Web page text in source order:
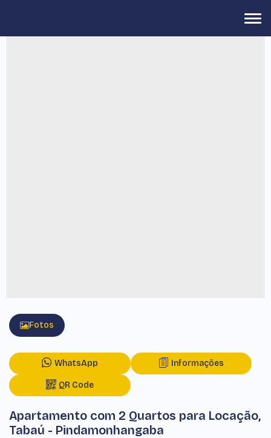
Fotos
WhatsApp Informações
QR Code
Apartamento com 2 Quartos para Locação,
Tabaú - Pindamonhangaba